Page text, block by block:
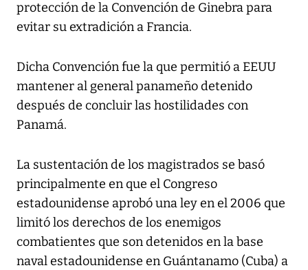
protección de la Convención de Ginebra para
evitar su extradición a Francia.
Dicha Convención fue la que permitió a EEUU
mantener al general panameño detenido
después de concluir las hostilidades con
Panamá.
La sustentación de los magistrados se basó
principalmente en que el Congreso
estadounidense aprobó una ley en el 2006 que
limitó los derechos de los enemigos
combatientes que son detenidos en la base
naval estadounidense en Guántanamo (Cuba) a